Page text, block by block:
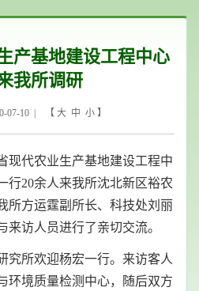
产基地建设工程中心
我所调研
07-10 | 【 大 中 小 】
现代农业生产基地建设工程中
行20余人来我所沈北新区裕农
所方运霆副所长、科技处刘丽
来访人员进行了亲切交流。
究所欢迎杨宏一行。来访客人
环境质量检测中心，随后双方